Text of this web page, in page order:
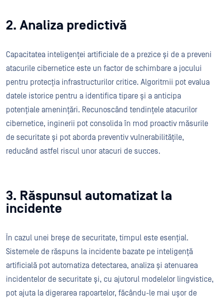
2. Analiza predictivă
Capacitatea inteligenței artificiale de a prezice și de a preveni
atacurile cibernetice este un factor de schimbare a jocului
pentru protecția infrastructurilor critice. Algoritmii pot evalua
datele istorice pentru a identifica tipare și a anticipa
potențiale amenințări. Recunoscând tendințele atacurilor
cibernetice, inginerii pot consolida în mod proactiv măsurile
de securitate și pot aborda preventiv vulnerabilitățile,
reducând astfel riscul unor atacuri de succes.
3. Răspunsul automatizat la
incidente
În cazul unei breșe de securitate, timpul este esențial.
Sistemele de răspuns la incidente bazate pe inteligență
artificială pot automatiza detectarea, analiza și atenuarea
incidentelor de securitate și, cu ajutorul modelelor lingvistice,
pot ajuta la digerarea rapoartelor, făcându-le mai ușor de